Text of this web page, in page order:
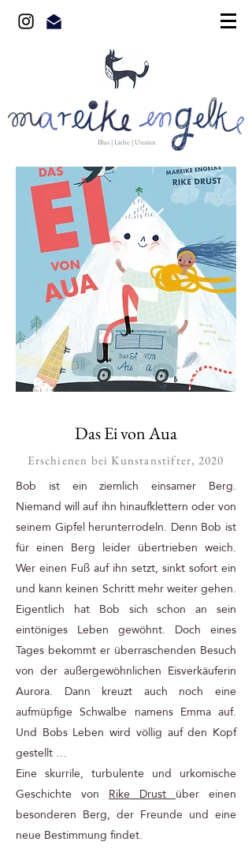
Illus | Liebe | Unsinn
Das Ei von Aua
Erschienen bei Kunstanstifter, 2020
Bob ist ein ziemlich einsamer Berg.
Niemand will auf ihn hinaufklettern oder von
seinem Gipfel herunterrodeln. Denn Bob ist
für einen Berg leider übertrieben weich.
Wer einen Fuß auf ihn setzt, sinkt sofort ein
und kann keinen Schritt mehr weiter gehen.
Eigentlich hat Bob sich schon an sein
eintöniges Leben gewöhnt. Doch eines
Tages bekommt er überraschenden Besuch
von der außergewöhnlichen Eisverkäuferin
Aurora. Dann kreuzt auch noch eine
aufmüpfige Schwalbe namens Emma auf.
Und Bobs Leben wird völlig auf den Kopf
gestellt …
Eine skurrile, turbulente und urkomische
Geschichte von Rike Drustüber einen
besonderen Berg, der Freunde und eine
neue Bestimmung findet.